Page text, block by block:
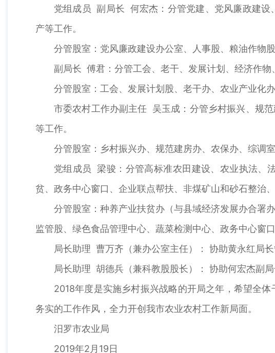
党组成员 副局长 何宏杰：分管党建、党风廉政建设
产等工作。
分管股室：党风廉政建设办公室、人事股、粮油作物
副局长 傅君：分管工会、老干、发展计划、经济作物
分管股室：工会、发展计划股、老干办、农业产业化
市委农村工作办副主任 吴玉成：分管乡村振兴、规
等工作。
分管股室：乡村振兴办、规范建房办、农保办、综调
党组成员 梁骏：分管高标准农田建设、农业执法、
贫、政务中心窗口、企业联点帮扶、非煤矿山和砂石整治、
分管股室：种养产业扶贫办（与县域经济发展办合署
监管股、绿色食品管理中心、蔬菜检测中心、政务中心窗口
局长助理 曹万齐（兼办公室主任）： 协助黄永红局
局长助理 胡德兵（兼科教股股长）： 协助何宏杰副
2018年度是实施乡村振兴战略的开局之年，希望全
务实的工作作风，全力开创我市农业农村工作新局面。
汨罗市农业局
2019年2月19日